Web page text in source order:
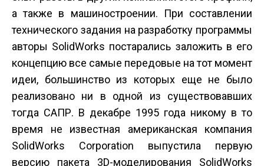
а также в машиностроении. При составлении
технического задания на разработку программы
авторы SolidWorks постарались заложить в его
концепцию все самые передовые на тот момент
идеи, большинство из которых еще не было
реализовано ни в одной из существовавших
тогда САПР. В декабре 1995 года никому в то
время не известная американская компания
SolidWorks Corporation выпустила первую
версию пакета 3D-моделирования SolidWorks